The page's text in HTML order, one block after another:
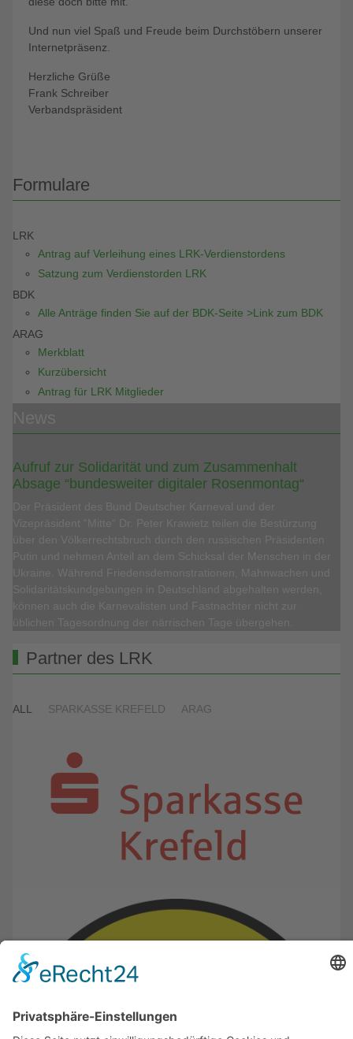
Und nun viel Spaß und Freude beim Durchstöbern unserer
Internetpräsenz.
Herzliche Grüße
Frank Schreiber
Verbandspräsident
Formulare
LRK
Antrag auf Verleihung eines LRK-Verdienstordens
Satzung zum Verdienstorden LRK
BDK
Alle Anträge finden Sie auf der BDK-Seite >Link zum BDK
ARAG
Merkblatt
Kurzübersicht
Antrag für LRK Mitglieder
Aufruf zur Solidarität und zum Zusammenhalt
Absage “bundesweiter digitaler Rosenmontag“
Partner des LRK
ALL SPARKASSE KREFELD ARAG